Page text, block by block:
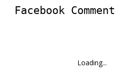
Facebook Comment
Loading...